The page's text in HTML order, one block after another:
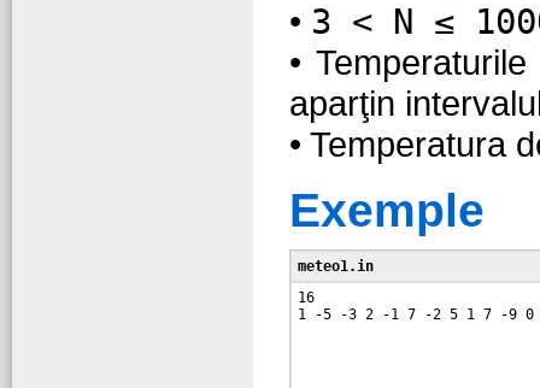
• 3 < N ≤
•
aparţin
• Temperatura
Exemple
meteo1.in
16